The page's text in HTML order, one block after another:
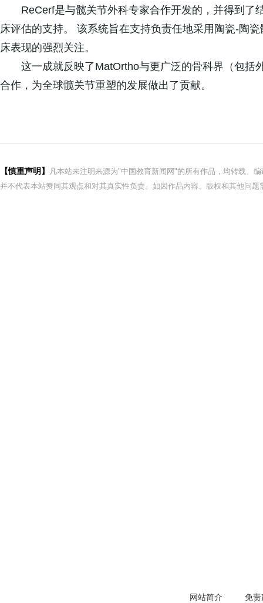
ReCerf是与髋关节外科专家合作开发的，并得到
床评估的支持。 该系统旨在支持负责任地采用陶瓷-陶
床表现的强烈关注。
这一成就反映了MatOrtho与更广泛的骨科界（包括
合作，为全球髋关节重塑的发展做出了贡献。
【慎重声明】
凡本站未注明来源为"中国教育新闻网"的所有作品，均转载、
并不代表本站赞同其观点和对其真实性负责。如因作品内容、版权和其他问
网站简介 免责